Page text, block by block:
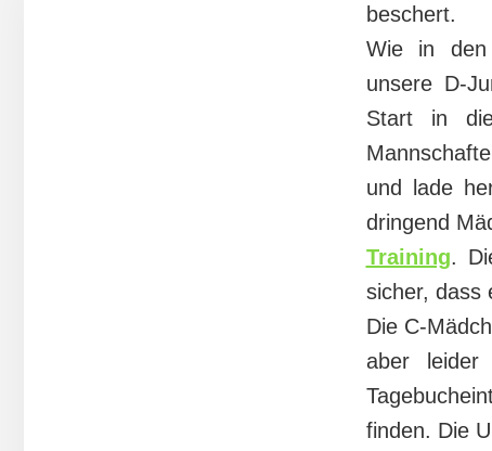
beschert.
Wie in den
unsere D-
Start in
und lade
dringend
Training.
sicher, dass
Die C-
aber
finden. Die